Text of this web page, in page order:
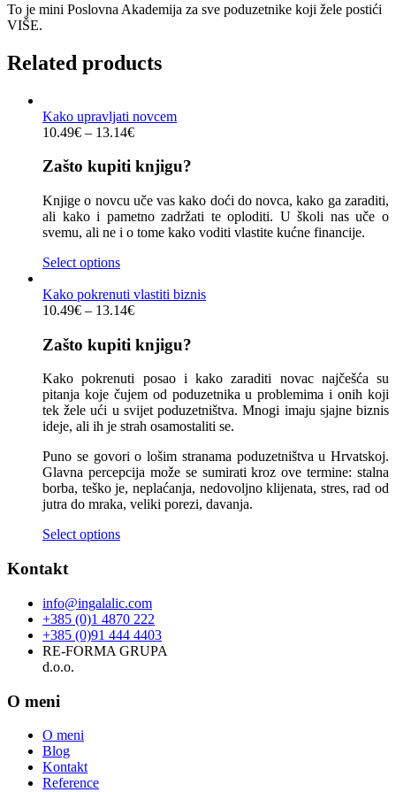
To je mini Poslovna Akademija za sve poduzetnike koji žele postići
VIŠE.
Related products
Kako upravljati novcem
10.49€ – 13.14€
Zašto kupiti knjigu?
Knjige o novcu uče vas kako doći do novca, kako ga zaraditi,
ali kako i pametno zadržati te oploditi. U školi nas uče o
svemu, ali ne i o tome kako voditi vlastite kućne financije.
Select options
Kako pokrenuti vlastiti biznis
10.49€ – 13.14€
Zašto kupiti knjigu?
Kako pokrenuti posao i kako zaraditi novac najčešća su
pitanja koje čujem od poduzetnika u problemima i onih koji
tek žele ući u svijet poduzetništva. Mnogi imaju sjajne biznis
ideje, ali ih je strah osamostaliti se.
Puno se govori o lošim stranama poduzetništva u Hrvatskoj.
Glavna percepcija može se sumirati kroz ove termine: stalna
borba, teško je, neplaćanja, nedovoljno klijenata, stres, rad od
jutra do mraka, veliki porezi, davanja.
Select options
Kontakt
info@ingalalic.com
+385 (0)1 4870 222
+385 (0)91 444 4403
RE-FORMA GRUPA
d.o.o.
O meni
O meni
Blog
Kontakt
Reference